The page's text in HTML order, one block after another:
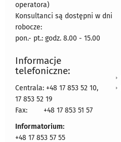
operatora)
Konsultanci są dostępni w dni
robocze:
pon.- pt.: godz. 8.00 - 15.00
Informacje
telefoniczne:
Centrala: +48 17 853 52 10,
17 853 52 19
Fax:
+48 17 853 51 57
Informatorium:
+48 17 853 57 55